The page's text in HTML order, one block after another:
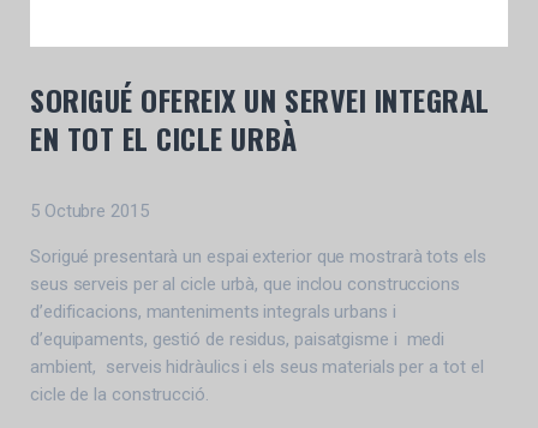
SORIGUÉ OFEREIX UN SERVEI INTEGRAL
EN TOT EL CICLE URBÀ
5 Octubre 2015
Sorigué presentarà un espai exterior que mostrarà tots els
seus serveis per al cicle urbà, que inclou construccions
d’edificacions, manteniments integrals urbans i
d’equipaments, gestió de residus, paisatgisme i medi
ambient, serveis hidràulics i els seus materials per a tot el
cicle de la construcció.